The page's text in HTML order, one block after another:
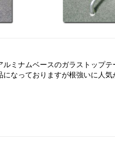
ミナムベースのガラストップ
なっておりますが根強いに人